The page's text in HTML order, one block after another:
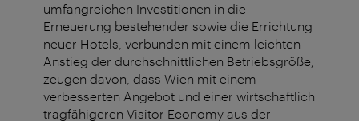
umfangreichen Investitionen in die
Erneuerung bestehender sowie die Errichtung
neuer Hotels, verbunden mit einem leichten
Anstieg der durchschnittlichen Betriebsgröße,
zeugen davon, dass Wien mit einem
verbesserten Angebot und einer wirtschaftlich
tragfähigeren Visitor Economy aus der